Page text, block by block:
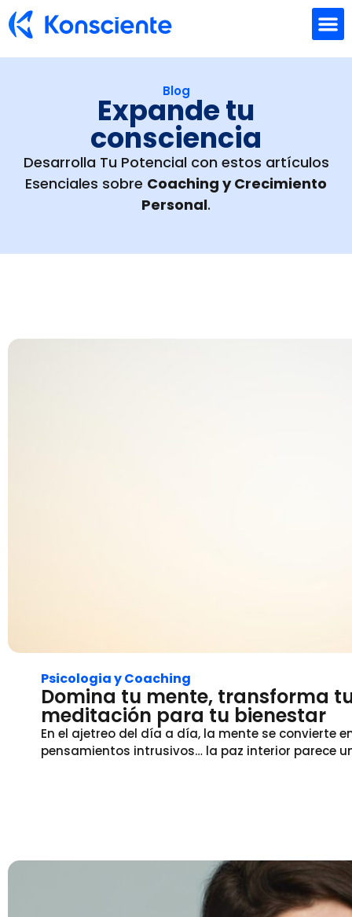
Blog
Expande tu
consciencia
Desarrolla Tu Potencial con estos artículos
Esenciales sobre Coaching y Crecimiento
Personal.
Psicologia y Coaching
Domina tu mente, transforma
meditación para tu bienestar
En el ajetreo del día a día, la mente se convierte
pensamientos intrusivos… la paz interior parece